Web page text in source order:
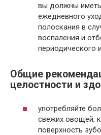
вы должны
ежедневного
полоскания в
воспаления и
периодического
Общие
целостности и
употребляйте
свежих овощей,
поверхность